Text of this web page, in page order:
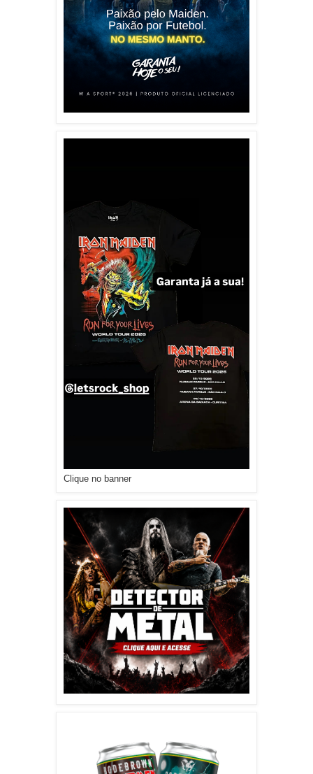
Clique no banner